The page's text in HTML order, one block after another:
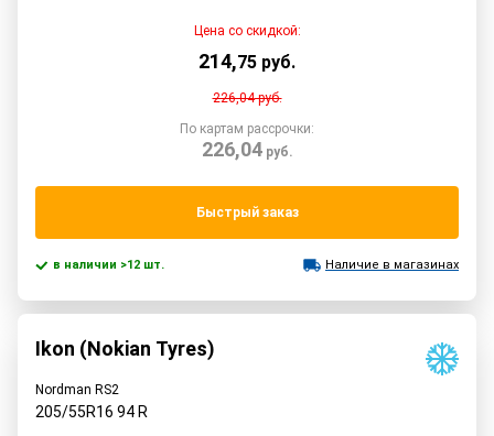
Цена со скидкой:
214,75 руб.
226,04руб.
По картам рассрочки:
226,04руб.
Быстрый заказ
в наличии >12 шт. Наличие в магазинах
Ikon (Nokian Tyres)
Nordman RS2
205/55R16 94R